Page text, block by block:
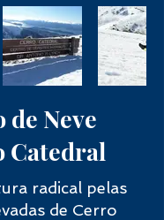
de Neve
Catedral
radical pelas
de Cerro